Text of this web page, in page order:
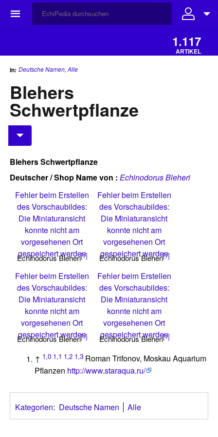
☰
1.117
ARTIKEL
in: Deutsche Namen, Alle
Blehers
Schwertpflanze
Blehers Schwertpflanze
Deutscher / Shop Name von : Echinodorus Bleheri
Fehler beim Erstellen
des Vorschaubildes:
Die Miniaturansicht
konnte nicht am
vorgesehenen Ort
gespeichert werden
Echinodorus Bleheri[1]
Fehler beim Erstellen
des Vorschaubildes:
Die Miniaturansicht
konnte nicht am
vorgesehenen Ort
gespeichert werden
Echinodorus Bleheri[1]
Fehler beim Erstellen
des Vorschaubildes:
Die Miniaturansicht
konnte nicht am
vorgesehenen Ort
gespeichert werden
Echinodorus Bleheri[1]
Fehler beim Erstellen
des Vorschaubildes:
Die Miniaturansicht
konnte nicht am
vorgesehenen Ort
gespeichert werden
Echinodorus Bleheri[1]
↑ 1,0 1,1 1,2 1,3 Roman Trifonov, Moskau Aquarium
Pflanzen http://www.staraqua.ru/
Kategorien: Deutsche Namen Alle